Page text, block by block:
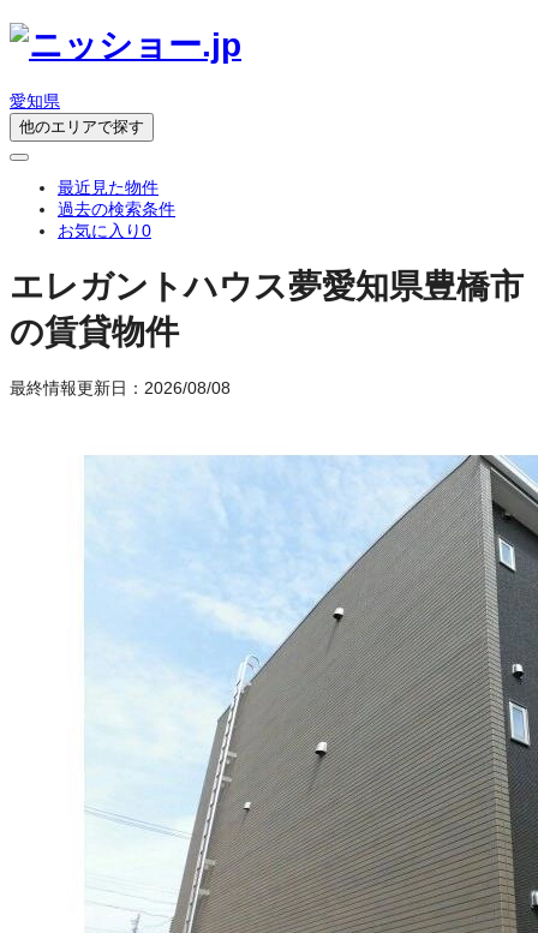
愛知県
他のエリアで探す
最近見た物件
過去の検索条件
お気に入り0
エレガントハウス夢愛知県豊橋市
の賃貸物件
最終情報更新日：2026/08/08